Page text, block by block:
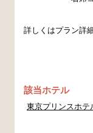
詳しくはプラン詳
該当ホテル
東京プリンスホテ